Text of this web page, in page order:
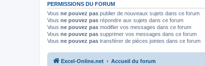
PERMISSIONS DU FORUM
Vous ne pouvez pas publier de nouveaux sujets dans ce forum
Vous ne pouvez pas répondre aux sujets dans ce forum
Vous ne pouvez pas modifier vos messages dans ce forum
Vous ne pouvez pas supprimer vos messages dans ce forum
Vous ne pouvez pas transférer de pièces jointes dans ce forum
Excel-Online.net Accueil du forum